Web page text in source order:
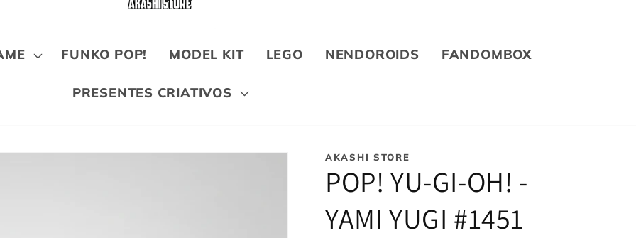
FUNKO POP! MODEL KIT LEGO NENDOROIDS FANDOMBOX
PRESENTES CRIATIVOS
AKASHI STORE
POP! YU-GI-OH! -
YAMI YUGI #1451